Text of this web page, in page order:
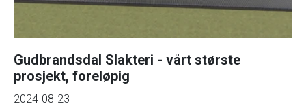
Gudbrandsdal Slakteri - vårt største
prosjekt, foreløpig
2024-08-23